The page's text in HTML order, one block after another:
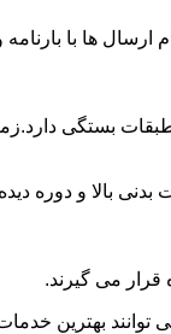
ها با بارنامه
بستگی
بالا و دوره دیده
قرار می گیرند.
توانند بهترین